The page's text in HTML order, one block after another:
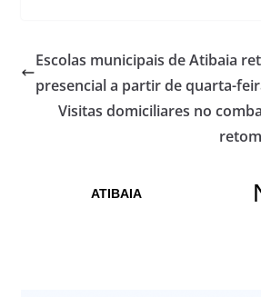
Escolas municipais de Atibaia
presencial a partir de quarta-
Visitas domiciliares no